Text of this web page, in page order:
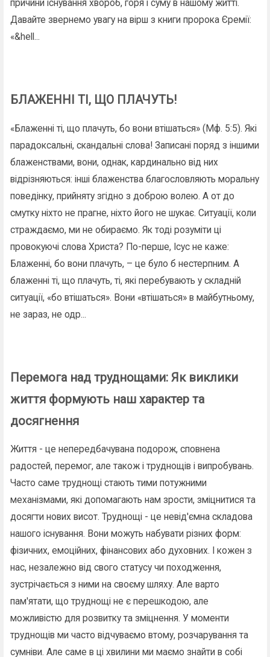
причини існування хвороб, горя і суму в нашому житті.
Давайте звернемо увагу на вірш з книги пророка Єремії:
«&hell...
БЛАЖЕННІ ТІ, ЩО ПЛАЧУТЬ!
«Блаженні ті, що плачуть, бо вони втішаться» (Мф. 5:5). Які
парадоксальні, скандальні слова! Записані поряд з іншими
блаженствами, вони, однак, кардинально від них
відрізняються: інші блаженства благословляють моральну
поведінку, прийняту згідно з доброю волею. А от до
смутку ніхто не прагне, ніхто його не шукає. Ситуації, коли
страждаємо, ми не обираємо. Як тоді розуміти ці
провокуючі слова Христа? По-перше, Ісус не каже:
Блаженні, бо вони плачуть, – це було б нестерпним. А
блаженні ті, що плачуть, ті, які перебувають у складній
ситуації, «бо втішаться». Вони «втішаться» в майбутньому,
не зараз, не одр...
Перемога над труднощами: Як виклики
життя формують наш характер та
досягнення
Життя - це непередбачувана подорож, сповнена
радостей, перемог, але також і труднощів і випробувань.
Часто саме труднощі стають тими потужними
механізмами, які допомагають нам зрости, зміцнитися та
досягти нових висот. Труднощі - це невід'ємна складова
нашого існування. Вони можуть набувати різних форм:
фізичних, емоційних, фінансових або духовних. І кожен з
нас, незалежно від свого статусу чи походження,
зустрічається з ними на своєму шляху. Але варто
пам'ятати, що труднощі не є перешкодою, але
можливістю для розвитку та зміцнення. У моменти
труднощів ми часто відчуваємо втому, розчарування та
сумніви. Але саме в ці хвилини ми маємо знайти в собі